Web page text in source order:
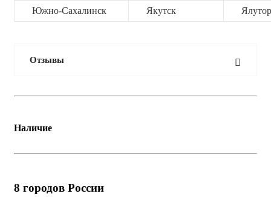
Южно-Сахалинск Якутск
Отзывы
Наличие
8 городов России